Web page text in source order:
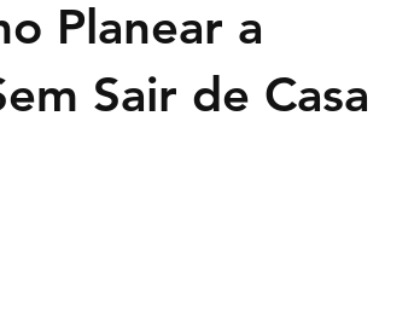
Planear a
Sair de Casa